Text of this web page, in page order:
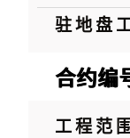
驻地盘
合约编
工程范围